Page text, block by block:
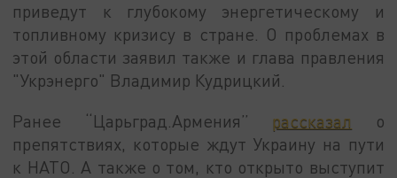
приведут к глубокому энергетическому и
топливному кризису в стране. О проблемах в
этой области заявил также и глава правления
"Укрэнерго" Владимир Кудрицкий.
Ранее “Царьград.Армения” рассказал
о
препятствиях, которые ждут Украину на пути
к НАТО. А также о том, кто открыто выступит